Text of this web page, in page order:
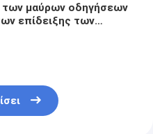
των μαύρων οδηγήσεων
επίδειξης των